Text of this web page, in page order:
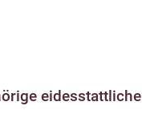
eidesstattliche